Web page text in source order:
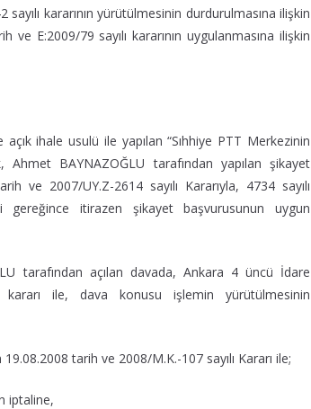
kararının yürütülmesinin durdurulmasına ilişkin
E:2009/79 sayılı kararının uygulanmasına ilişkin
ihale usulü ile yapılan “Sıhhiye PTT Merkezinin
BAYNAZOĞLU tarafından yapılan şikayet
ve 2007/UY.Z-2614 sayılı Kararıyla, 4734 sayılı
gereğince itirazen şikayet başvurusunun uygun
tarafından açılan davada, Ankara 4 üncü İdare
kararı ile, dava konusu işlemin yürütülmesinin
tarih ve 2008/M.K.-107 sayılı Kararı ile;
iptaline,